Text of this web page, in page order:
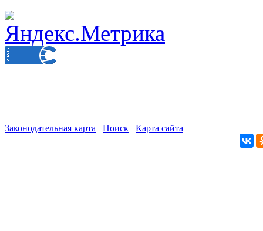
Законодательная карта Поиск Карта сайта